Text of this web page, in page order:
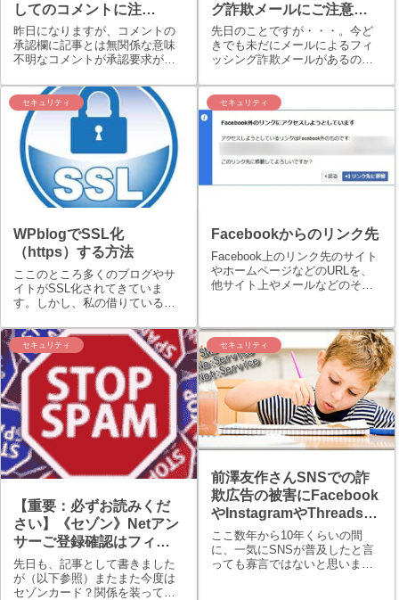
してのコメントに注
意！！
昨日になりますが、コメントの
承認欄に記事とは無関係な意味
不明なコメントが承認要求がき
AkismetやJetpackを利用してい
ますが、それらのスパム対策を
回避した（された？）模様で
す。はじめは承認しようかと思
ったので...
グ詐欺メールにご注意
を！！
先日のことですが・・・。今ど
きでも未だにメールによるフィ
ッシング詐欺メールがあるので
も便利で良いのですが、その便
利さを利用したフィッシング詐
欺には本当にご注意をしてくだ
マホ）のキャリア...
セキュリティ
WPblogでSSL化
（https）する方法
ここのところ多くのブログやサ
イトがSSL化されてきていま
す。しかし、私の借りているネ
バーにおいてはSSL化すること
が基本的にできません。しか
し、無理やりSSL化することが
できました。備忘録として残し
ておきた...
セキュリティ
Facebookからのリンク先
Facebook上のリンク先のサイト
やホームページなどのURLを、
他サイト上やメールなどのその
facebook​.​com◯◯◯◯というリ
ダイレクト処理されるFacebook
上...
セキュリティ
【重要：必ずお読みくだ
さい】《セゾン》Netアン
サーご登録確認はフィッ
シング詐欺です
先日も、記事として書きました
が（以下参照）またまた今度は
セゾンカード？関係を装って怪
セキュリティ
前澤友作さんSNSでの詐
欺広告の被害にFacebook
やInstagramやThreadsで
詐欺被害に合われた方々
へその状況の提供を求め
ています。SNSとの向き
ここ数年から10年くらいの間
に、一気にSNSが普及したと言
っても寡言ではないと思いま